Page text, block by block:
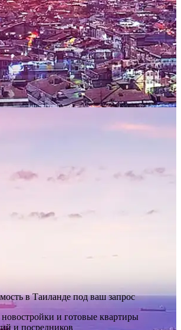
в Таиланде под ваш запрос
и готовые квартиры
и посредников